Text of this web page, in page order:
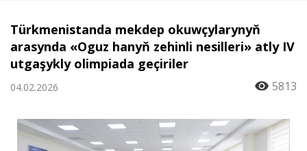
Türkmenistanda mekdep okuwçylarynyň
arasynda «Oguz hanyň zehinli nesilleri» atly IV
utgaşykly olimpiada geçiriler
04.02.2026 5813